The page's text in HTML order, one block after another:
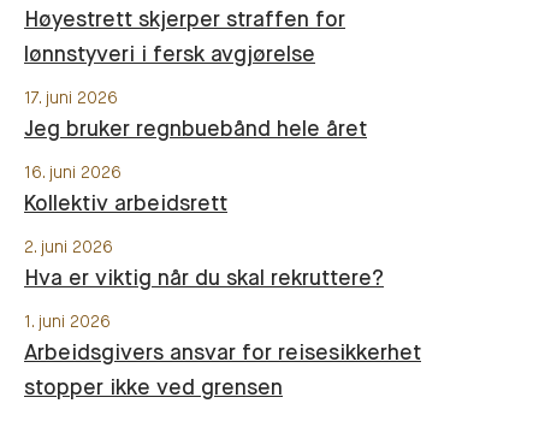
Høyestrett skjerper straffen for
lønnstyveri i fersk avgjørelse
17. juni 2026
Jeg bruker regnbuebånd hele året
16. juni 2026
Kollektiv arbeidsrett
2. juni 2026
Hva er viktig når du skal rekruttere?
1. juni 2026
Arbeidsgivers ansvar for reisesikkerhet
stopper ikke ved grensen